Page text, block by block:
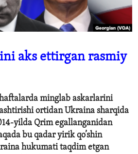
HEALTH
aks ettirgan rasmiy
haftalarda minglab askarlarini
ortidan Ukraina sharqida
yilda Qrim egallanganidan
bu qadar yirik qo’shin
hukumati taqdim etgan